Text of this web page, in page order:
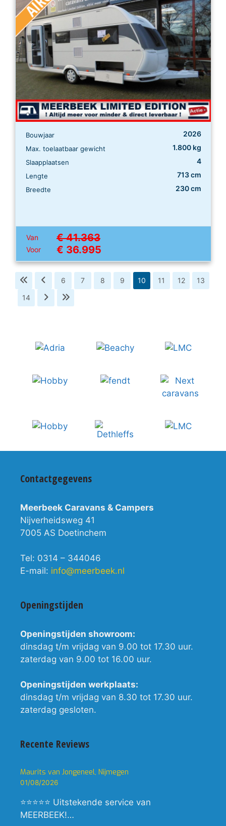
Bouwjaar 2026
Max. toelaatbaar gewicht 1.800 kg
Slaapplaatsen 4
Lengte 713 cm
Breedte 230 cm
Van € 41.363
Voor € 36.995
6 7 8 9 10 11 12
13
14
Contactgegevens
Meerbeek Caravans & Campers
Nijverheidsweg 41
7005 AS Doetinchem
Tel: 0314 – 344046
E-mail: info@meerbeek.nl
Openingstijden
Openingstijden showroom:
dinsdag t/m vrijdag van 9.00 tot 17.30 uur.
zaterdag van 9.00 tot 16.00 uur.
Openingstijden werkplaats:
dinsdag t/m vrijdag van 8.30 tot 17.30 uur.
zaterdag gesloten.
Recente Reviews
Maurits van Jongeneel, Nijmegen
01/08/2026
⭐⭐⭐⭐⭐ Uitstekende service van
MEERBEEK!…